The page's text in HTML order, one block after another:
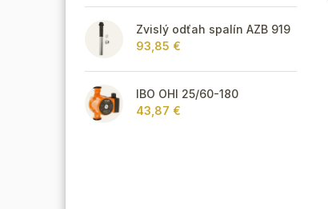
Zvislý odťah spalín AZB 919
93,85 €
IBO OHI 25/60-180
43,87 €